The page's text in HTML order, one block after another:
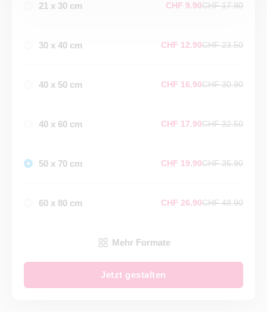
21 x 30 cm CHF 9.90CHF 17.90
30 x 40 cm CHF 12.90CHF 23.50
40 x 50 cm CHF 16.90CHF 30.90
40 x 60 cm CHF 17.90CHF 32.50
50 x 70 cm CHF 19.90CHF 35.90
60 x 80 cm CHF 26.90CHF 48.90
Mehr Formate
Jetzt gestalten